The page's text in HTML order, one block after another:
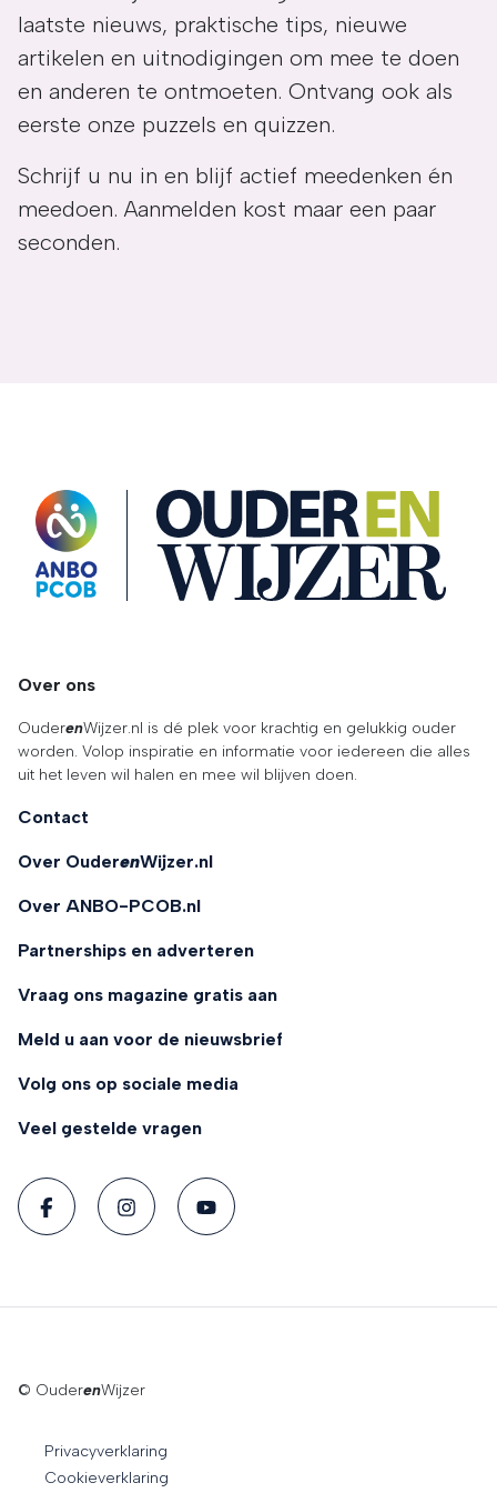
laatste nieuws, praktische tips, nieuwe
artikelen en uitnodigingen om mee te doen
en anderen te ontmoeten. Ontvang ook als
eerste onze puzzels en quizzen.
Schrijf u nu in en blijf actief meedenken én
meedoen. Aanmelden kost maar een paar
seconden.
OuderENwijzer
Over ons
OuderenWijzer.nl is dé plek voor krachtig en gelukkig ouder
worden. Volop inspiratie en informatie voor iedereen die alles
uit het leven wil halen en mee wil blijven doen.
Contact
Over OuderenWijzer.nl
Over ANBO-PCOB.nl
Partnerships en adverteren
Vraag ons magazine gratis aan
Meld u aan voor de nieuwsbrief
Volg ons op sociale media
Veel gestelde vragen
© OuderenWijzer
Privacyverklaring
Cookieverklaring